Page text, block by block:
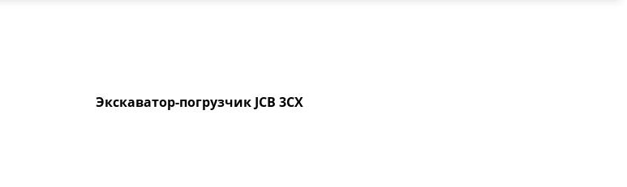
Экскаватор-погрузчик JCB 3CX